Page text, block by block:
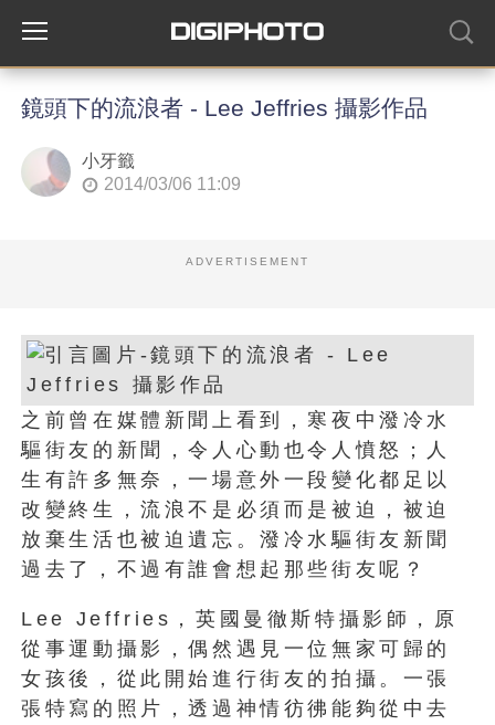
鏡頭下的流浪者 - Lee Jeffries 攝影作品
小牙籤
2014/03/06 11:09
ADVERTISEMENT
之前曾在媒體新聞上看到，寒夜中潑冷水
驅街友的新聞，令人心動也令人憤怒；人
生有許多無奈，一場意外一段變化都足以
改變終生，流浪不是必須而是被迫，被迫
放棄生活也被迫遺忘。潑冷水驅街友新聞
過去了，不過有誰會想起那些街友呢？
Lee Jeffries，英國曼徹斯特攝影師，原
從事運動攝影，偶然遇見一位無家可歸的
女孩後，從此開始進行街友的拍攝。一張
張特寫的照片，透過神情彷彿能夠從中去